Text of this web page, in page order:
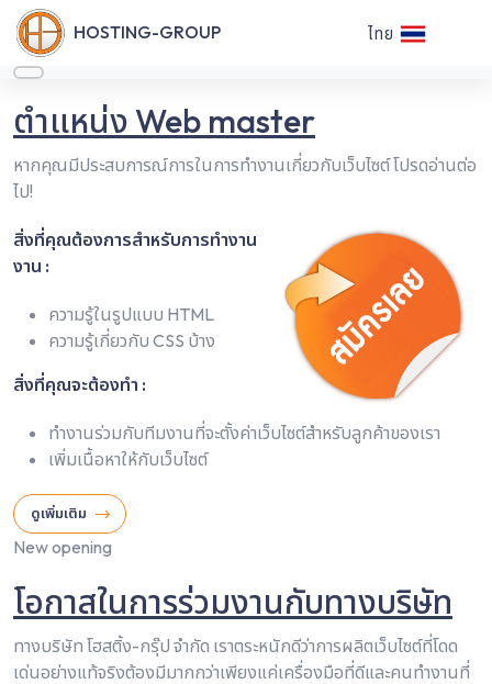
HOSTING-GROUP ไทย
ตำแหน่ง Web master
หากคุณมีประสบการณ์การในการทำงานเกี่ยวกับเว็บไซต์ โปรดอ่านต่อ
ไป!
สิ่งที่คุณต้องการสำหรับการทำงาน
งาน :
ความรู้ในรูปแบบ HTML
ความรู้เกี่ยวกับ CSS บ้าง
สิ่งที่คุณจะต้องทำ :
ทำงานร่วมกับทีมงานที่จะตั้งค่าเว็บไซต์สำหรับลูกค้าของเรา
เพิ่มเนื้อหาให้กับเว็บไซต์
ดูเพิ่มเติม
New opening
โอกาสในการร่วมงานกับทางบริษัท
ทางบริษัท โฮสติ้ง-กรุ๊ป จำกัด เราตระหนักดีว่าการผลิตเว็บไซต์ที่โดด
เด่นอย่างแท้จริงต้องมีมากกว่าเพียงแค่เครื่องมือที่ดีและคนทำงานที่